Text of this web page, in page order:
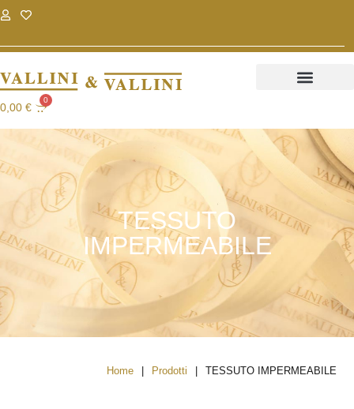
0,00 €
0
TESSUTO
IMPERMEABILE
Home | Prodotti | TESSUTO IMPERMEABILE